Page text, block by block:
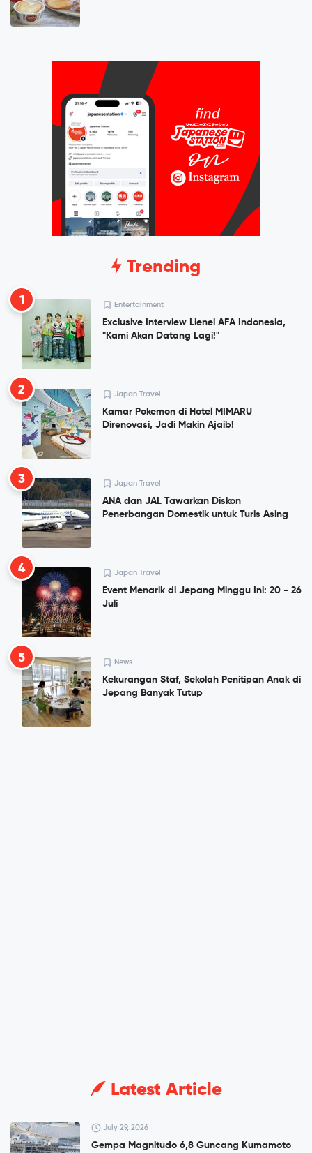
Trending
1 Entertainment
Exclusive Interview Lienel AFA Indonesia,
"Kami Akan Datang Lagi!"
2 Japan Travel
Kamar Pokemon di Hotel MIMARU
Direnovasi, Jadi Makin Ajaib!
3 Japan Travel
ANA dan JAL Tawarkan Diskon
Penerbangan Domestik untuk Turis Asing
4 Japan Travel
Event Menarik di Jepang Minggu Ini: 20 - 26
Juli
5 News
Kekurangan Staf, Sekolah Penitipan Anak di
Jepang Banyak Tutup
Latest Article
July 29, 2026
Gempa Magnitudo 6,8 Guncang Kumamoto